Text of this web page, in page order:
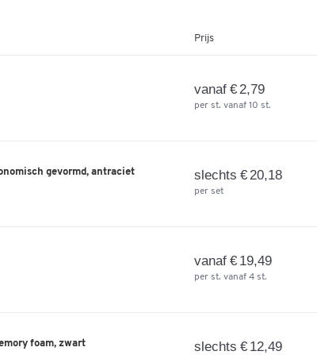
Prijs
vanaf € 2,79
per st. vanaf 10 st.
gevormd, antraciet slechts € 20,18
per set
vanaf € 19,49
per st. vanaf 4 st.
foam, zwart slechts € 12,49